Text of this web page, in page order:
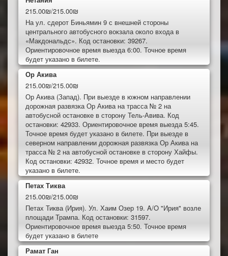
215.00₪/215.00₪
На ул. сдерот Биньямин 9 с внешней стороны
центрального автобусного вокзала около входа в
«Макдональдс». Код остановки: 39267.
Ориентировочное время выезда 6:00. Точное время
будет указано в билете.
Ор Акива
215.00₪/215.00₪
Ор Акива (Запад). При выезде в южном направлении
дорожная развязка Ор Акива на трасса № 2 на
автобусной остановке в сторону Тель-Авива. Код
остановки: 42933. Ориентировочное время выезда 5:45.
Точное время будет указано в билете. При выезде в
северном направлении дорожная развязка Ор Акива на
трасса № 2 на автобусной остановке в сторону Хайфы.
Код остановки: 42932. Точное время и место будет
указано в билете.
Петах Тиква
215.00₪/215.00₪
Петах Тиква (Ирия). Ул. Хаим Озер 19. A/O "Ирия" возле
площади Трампа. Код остановки: 31597.
Ориентировочное время выезда 5:50. Точное время
будет указано в билете
Рамат Ган